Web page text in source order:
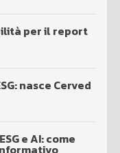
per il report
nasce Cerved
e AI: come